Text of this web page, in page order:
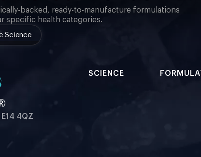
backed, ready-to-manufacture formulations
specific health categories.
Science
4QZ
SCIENCE